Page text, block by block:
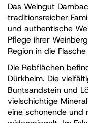
Das Weingut
traditionsreicher
und authentische
Pflege ihrer
Region in die
Die Rebflächen
Dürkheim. Die
Buntsandstein und
vielschichtige
eine schonende und